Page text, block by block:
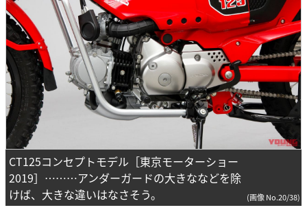
CT125コンセプトモデル［東京モーターショー
2019］………アンダーガードの大きななどを除
けば、大きな違いはなさそう。
(画像 No.20/38)